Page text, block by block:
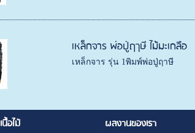
เหล็กจาร พ่อปู่ฤาษี ไม้มะเกลือ
เหล็กจาร รุ่น 1พิมพ์พ่อปู่ฤาษี
เนื้อไม้ ผลงานของเรา